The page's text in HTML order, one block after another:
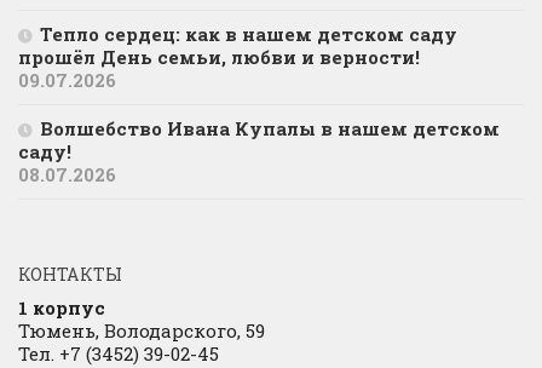
Тепло сердец: как в нашем детском саду
прошёл День семьи, любви и верности!
09.07.2026
Волшебство Ивана Купалы в нашем детском
саду!
08.07.2026
КОНТАКТЫ
1 корпус
Тюмень, Володарского, 59
Тел. +7 (3452) 39-02-45